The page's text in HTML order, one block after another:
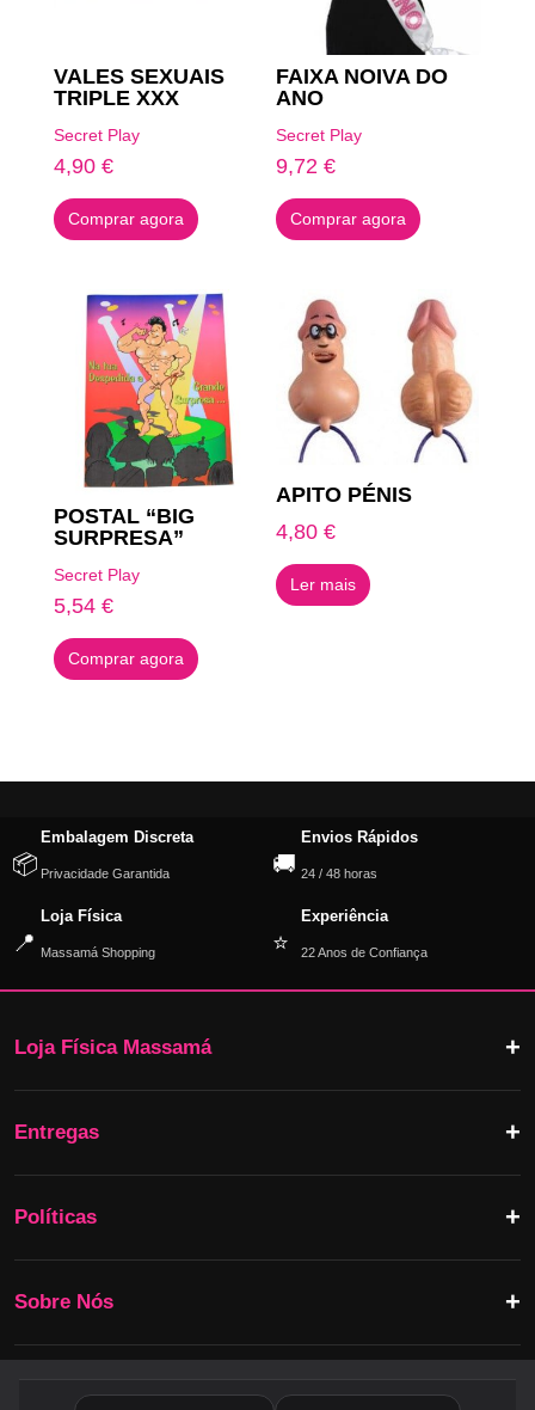
VALES SEXUAIS
TRIPLE XXX
Secret Play
4,90 €
Comprar agora
FAIXA NOIVA DO
ANO
Secret Play
9,72€
Comprar agora
POSTAL “BIG
SURPRESA”
Secret Play
5,54 €
Comprar agora
APITO PÉNIS
4,80€
Ler mais
📦
Embalagem Discreta
Privacidade Garantida 🚚
Envios Rápidos
24 / 48 horas
📍
Loja Física
Massamá Shopping ⭐
Experiência
22 Anos de Confiança
Loja Física Massamá
Entregas
Políticas
Sobre Nós